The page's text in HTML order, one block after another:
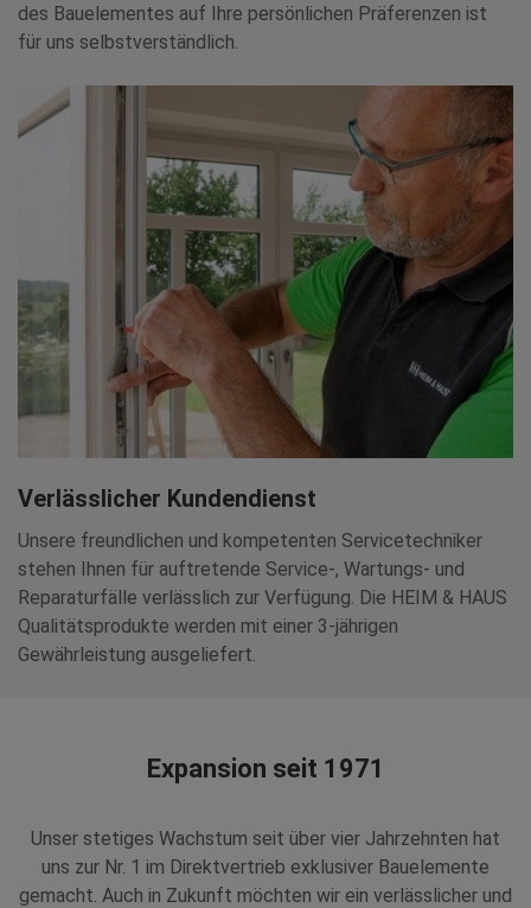
des Bauelementes auf Ihre persönlichen Präferenzen ist
für uns selbstverständlich.
Verlässlicher Kundendienst
Unsere freundlichen und kompetenten Servicetechniker
stehen Ihnen für auftretende Service-, Wartungs- und
Reparaturfälle verlässlich zur Verfügung. Die HEIM & HAUS
Qualitätsprodukte werden mit einer 3-jährigen
Gewährleistung ausgeliefert.
Expansion seit 1971
Unser stetiges Wachstum seit über vier Jahrzehnten hat
uns zur Nr. 1 im Direktvertrieb exklusiver Bauelemente
gemacht. Auch in Zukunft möchten wir ein verlässlicher und